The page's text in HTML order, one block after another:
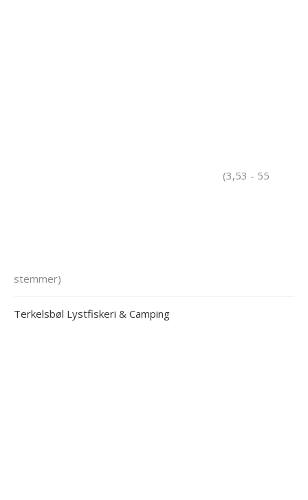
(3,53 - 55
stemmer)
Terkelsbøl Lystfiskeri & Camping